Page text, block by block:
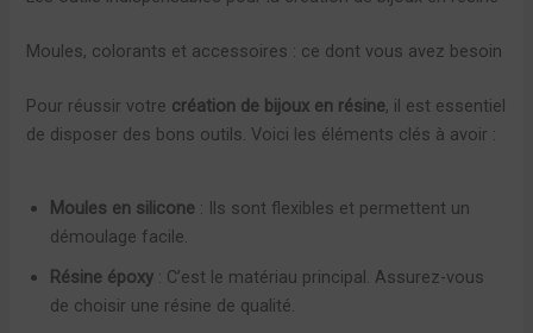
Moules, colorants et accessoires : ce dont vous avez besoin
Pour réussir votre création de bijoux en résine, il est essentiel
de disposer des bons outils. Voici les éléments clés à avoir :
Moules en silicone : Ils sont flexibles et permettent un
démoulage facile.
Résine époxy : C’est le matériau principal. Assurez-vous
de choisir une résine de qualité.